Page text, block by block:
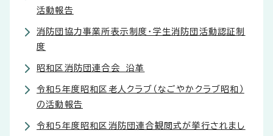
活動報告
消防団協力事業所表示制度・学生消防団活動認証制
度
昭和区消防団連合会 沿革
令和5年度昭和区老人クラブ（なごやかクラブ昭和）
の活動報告
令和5年度昭和区消防団連合観閲式が挙行されまし